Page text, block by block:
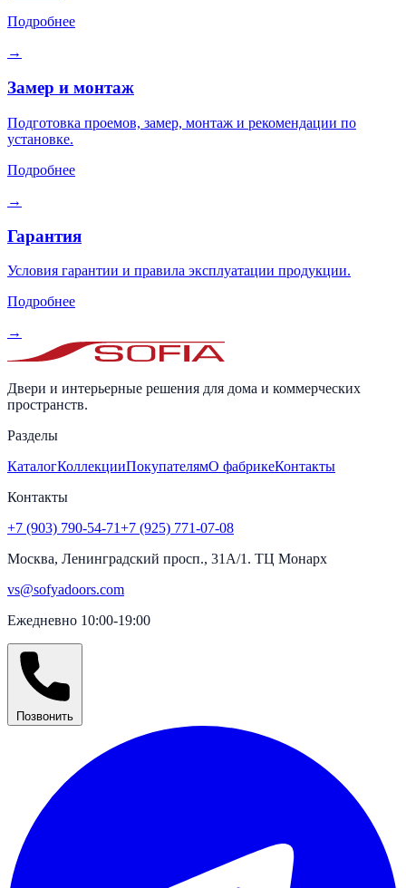
Подробнее
→
Замер и монтаж
Подготовка проемов, замер, монтаж и рекомендации по
установке.
Подробнее
→
Гарантия
Условия гарантии и правила эксплуатации продукции.
Подробнее
→
Двери и интерьерные решения для дома и коммерческих
пространств.
Разделы
КаталогКоллекцииПокупателямО фабрикеКонтакты
Контакты
+7 (903) 790-54-71+7 (925) 771-07-08
Москва, Ленинградский просп., 31А/1. ТЦ Монарх
vs@sofyadoors.com
Ежедневно 10:00-19:00
Позвонить